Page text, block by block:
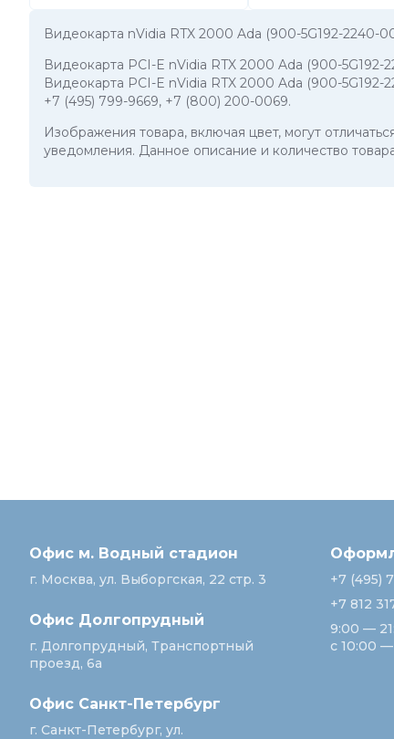
Видеокарта nVidia RTX 2000 Ada (900-5G192-
Видеокарта PCI-E nVidia RTX 2000 Ada (900-5G192-
Видеокарта PCI-E nVidia RTX 2000 Ada (900-
+7 (495) 799-9669, +7 (800) 200-0069.
Изображения товара, включая цвет, могут
уведомления. Данное описание и количество
Офис м. Водный стадион
г. Москва, ул. Выборгская, 22 стр. 3
Офис Долгопрудный
г. Долгопрудный, Транспортный
проезд, 6а
Офис Санкт‑Петербург
г. Санкт‑Петербург, ул.
+7 (495)
+7 812
9:00 —
с 10:00